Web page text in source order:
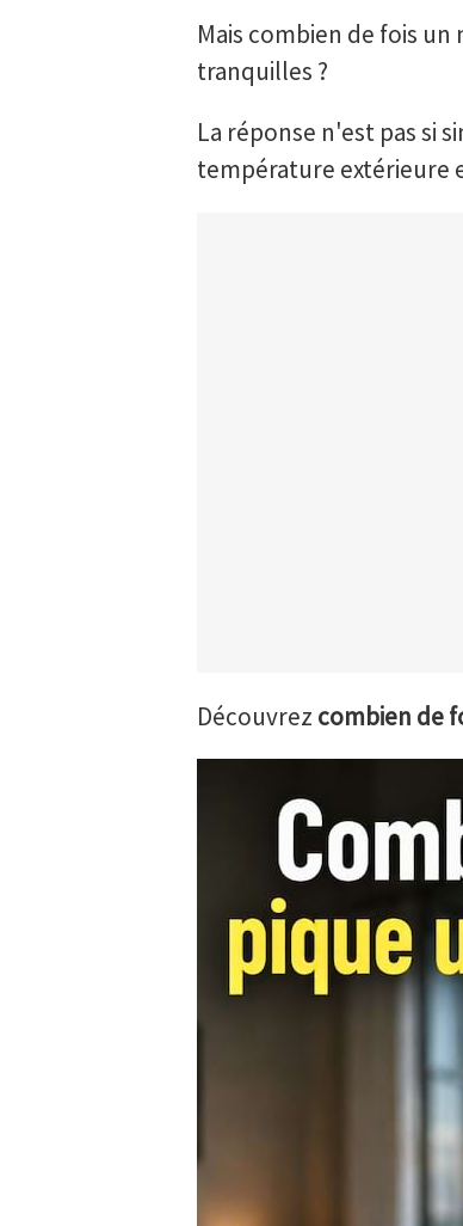
Mais combien de fois
tranquilles ?
La réponse n'est pas si
température extérieure
Découvrez combien de